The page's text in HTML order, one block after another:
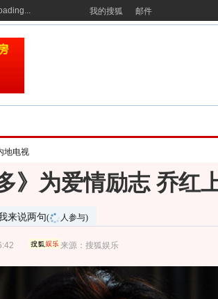
我的搜狐 邮件
地电视
》为爱情励志 乔红
来说两句( 人参与)
来源：搜狐娱乐